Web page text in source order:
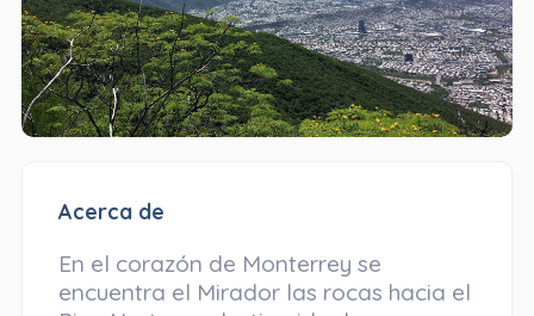
Acerca de
En el corazón de Monterrey se
encuentra el Mirador las rocas hacia el